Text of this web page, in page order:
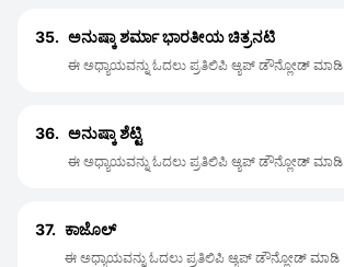
35. ಅನುಷ್ಕಾ ಶರ್ಮಾ ಭಾರತೀಯ ಚಿತ್ರನಟಿ
ಈ ಅಧ್ಯಾಯವನ್ನು ಓದಲು ಪ್ರತಿಲಿಪಿ ಆ್ಯಪ್ ಡೌನ್ಲೋಡ್ ಮಾಡಿ
36. ಅನುಷ್ಕಾ ಶೆಟ್ಟಿ
ಈ ಅಧ್ಯಾಯವನ್ನು ಓದಲು ಪ್ರತಿಲಿಪಿ ಆ್ಯಪ್ ಡೌನ್ಲೋಡ್ ಮಾಡಿ
37. ಕಾಜೊಲ್
ಈ ಅಧ್ಯಾಯವನ್ನು ಓದಲು ಪ್ರತಿಲಿಪಿ ಆ್ಯಪ್ ಡೌನ್ಲೋಡ್ ಮಾಡಿ